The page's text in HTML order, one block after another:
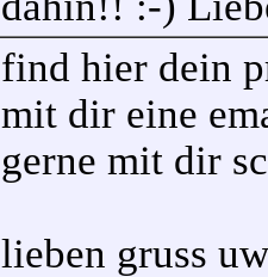
find hier dein
mit dir eine
gerne mit dir
lieben gruss